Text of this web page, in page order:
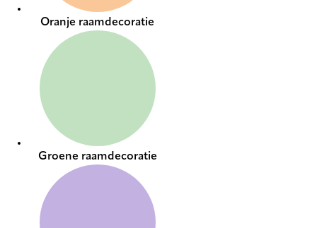
Oranje raamdecoratie
Groene raamdecoratie